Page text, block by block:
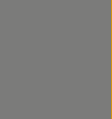
die.hofkiste/
p/Die-